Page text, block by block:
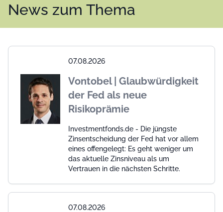
News zum Thema
07.08.2026
Vontobel | Glaubwürdigkeit
der Fed als neue
Risikoprämie
Investmentfonds.de - Die jüngste
Zinsentscheidung der Fed hat vor allem
eines offengelegt: Es geht weniger um
das aktuelle Zinsniveau als um
Vertrauen in die nächsten Schritte.
07.08.2026